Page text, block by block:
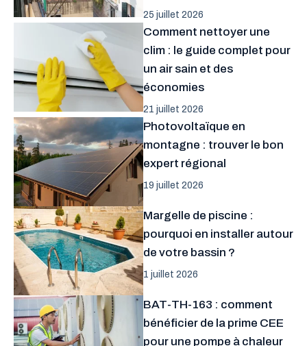
25 juillet 2026
Comment nettoyer une
clim : le guide complet pour
un air sain et des
économies
21 juillet 2026
Photovoltaïque en
montagne : trouver le bon
expert régional
19 juillet 2026
Margelle de piscine :
pourquoi en installer autour
de votre bassin ?
1 juillet 2026
BAT-TH-163 : comment
bénéficier de la prime CEE
pour une pompe à chaleur